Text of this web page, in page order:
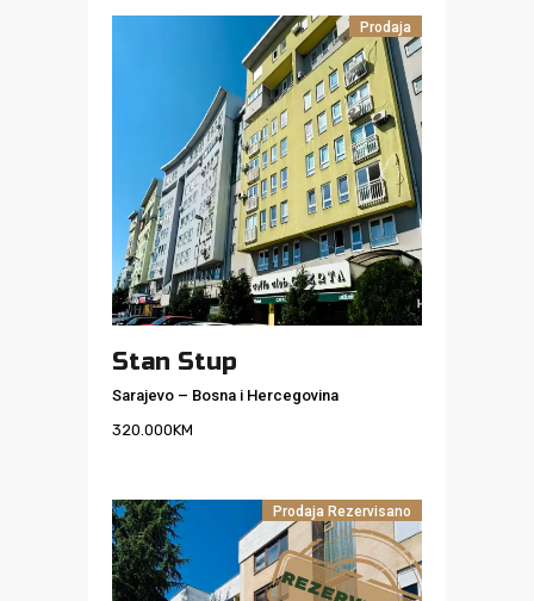
Prodaja
Stan Stup
Sarajevo – Bosna i Hercegovina
320.000KM
Prodaja Rezervisano